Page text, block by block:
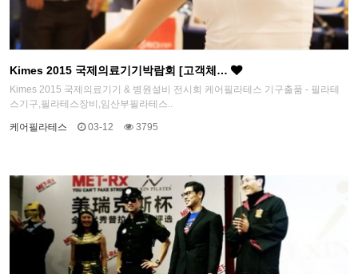
Kimes 2015 국제의료기기박람회 [고객체…
Kimes 2015 국제의료기기 & 병원설비 전시회 케어필라테스 기구출품 - 필라테
스기구,필라테스장비,임산부필라테스..
케어필라테스 03-12 3795